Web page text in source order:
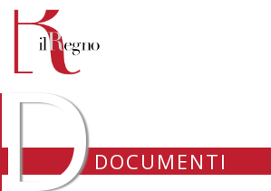
DOCUMENTI